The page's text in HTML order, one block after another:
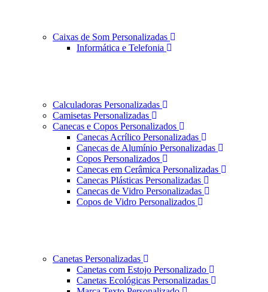
Caixas de Som Personalizadas
Informática e Telefonia
Calculadoras Personalizadas
Camisetas Personalizadas
Canecas e Copos Personalizados
Canecas Acrílico Personalizadas
Canecas de Alumínio Personalizadas
Copos Personalizados
Canecas em Cerâmica Personalizadas
Canecas Plásticas Personalizadas
Canecas de Vidro Personalizadas
Copos de Vidro Personalizados
Canetas Personalizadas
Canetas com Estojo Personalizado
Canetas Ecológicas Personalizadas